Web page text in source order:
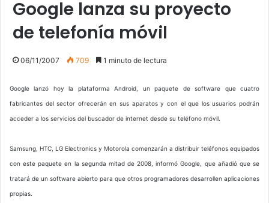
Google lanza su proyecto
de telefonía móvil
06/11/2007 709 1 minuto de lectura
Google lanzó hoy la plataforma Android, un paquete de software que cuatro
fabricantes del sector ofrecerán en sus aparatos y con el que los usuarios podrán
acceder a los servicios del buscador de internet desde su teléfono móvil.
Samsung, HTC, LG Electronics y Motorola comenzarán a distribuir teléfonos equipados
con este paquete en la segunda mitad de 2008, informó Google, que añadió que se
tratará de un software abierto para que otros programadores desarrollen aplicaciones
propias.